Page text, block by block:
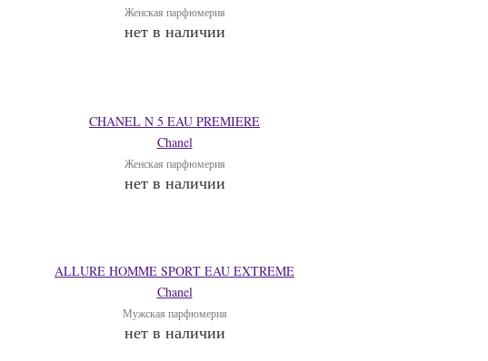
Женская парфюмерия
нет в наличии
CHANEL N 5 EAU PREMIERE
Chanel
Женская парфюмерия
нет в наличии
ALLURE HOMME SPORT EAU EXTREME
Chanel
Мужская парфюмерия
нет в наличии